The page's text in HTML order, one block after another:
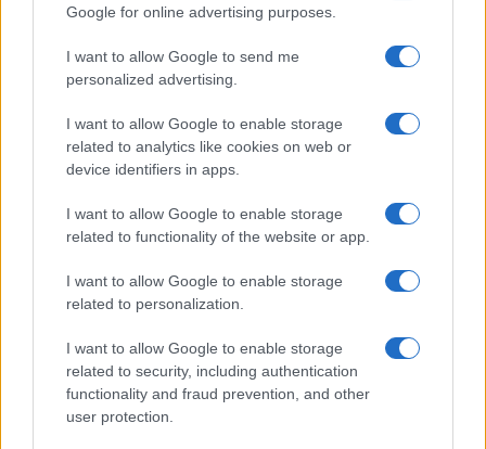
Google for online advertising purposes.
I want to allow Google to send me
personalized advertising.
I want to allow Google to enable storage
related to analytics like cookies on web or
device identifiers in apps.
I want to allow Google to enable storage
related to functionality of the website or app.
I want to allow Google to enable storage
related to personalization.
I want to allow Google to enable storage
related to security, including authentication
functionality and fraud prevention, and other
user protection.
Condividi l'articolo
F
ce
b
o
o
T
w
it
te
r
Pi
n
te
re
st
W
h
at
s
A
p
S
h
a
re
Articolo precedente
NOTIZIE RECENTI